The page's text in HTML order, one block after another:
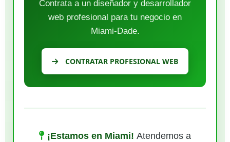
Contrata a un diseñador y desarrollador
web profesional para tu negocio en
Miami-Dade.
CONTRATAR PROFESIONAL WEB
¡Estamos en Miami! Atendemos a